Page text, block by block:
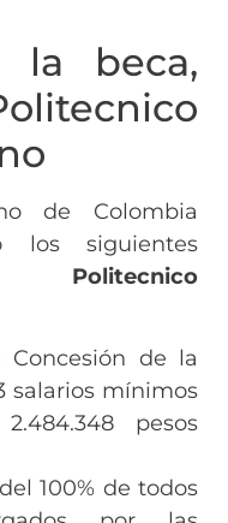
la beca,
de Colombia
los siguientes
Politecnico
Concesión de la
salarios mínimos
pesos
100% de todos